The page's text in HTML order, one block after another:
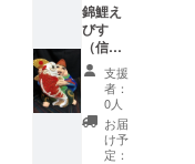
焼きに
して
送って
下さ
い。貴
方だけ
のブ
ラック
バス鯉
錦鯉え
びす
（信州
なかの
土人
形）特
大
支援
者：
0人
お届
け予
定：